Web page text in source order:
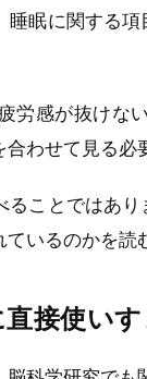
眠に関する
労感が抜けな
わせて見る必
ことではあ
いるのかを読
接使い